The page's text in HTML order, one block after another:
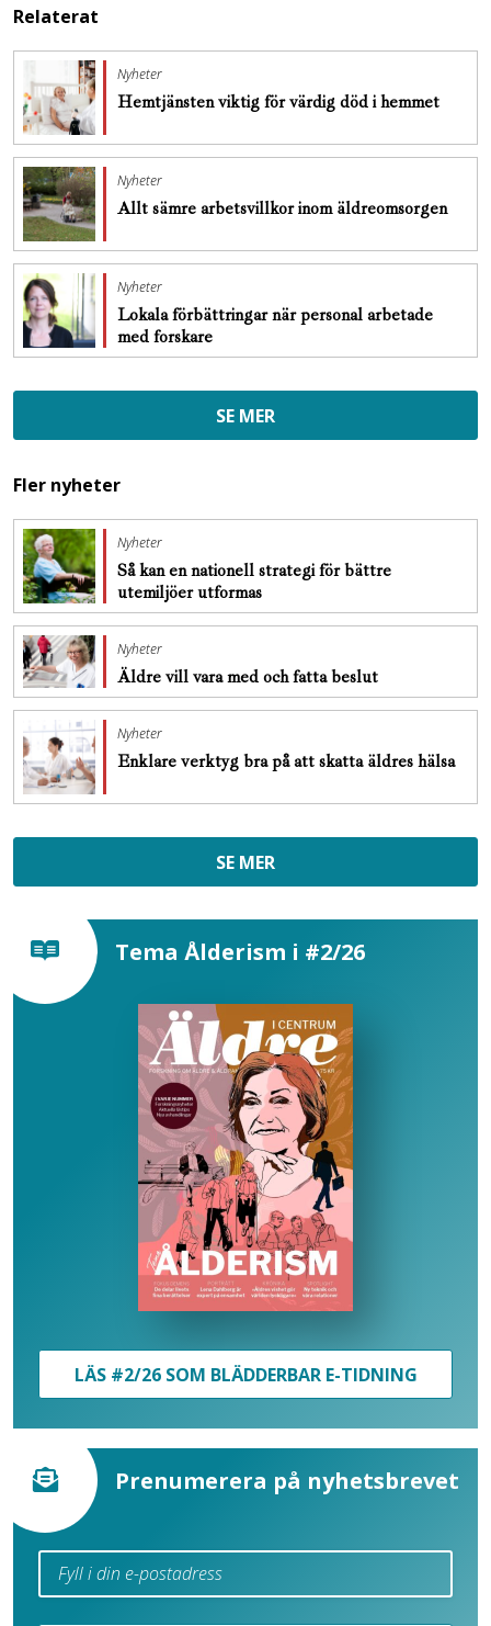
Relaterat
Nyheter
Hemtjänsten viktig för värdig död i hemmet
Nyheter
Allt sämre arbetsvillkor inom äldreomsorgen
Nyheter
Lokala förbättringar när personal arbetade
med forskare
SE MER
Fler nyheter
Nyheter
Så kan en nationell strategi för bättre
utemiljöer utformas
Nyheter
Äldre vill vara med och fatta beslut
Nyheter
Enklare verktyg bra på att skatta äldres hälsa
SE MER
Tema Ålderism i #2/26
LÄS #2/26 SOM BLÄDDERBAR E-TIDNING
Prenumerera på nyhetsbrevet